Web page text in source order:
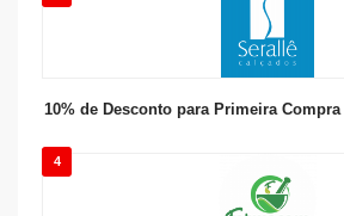
10% de Desconto para Primeira
4